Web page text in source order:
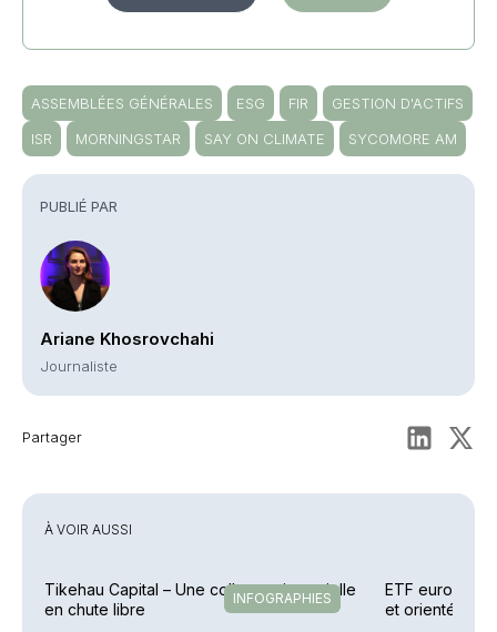
PUBLIÉ PAR
Ariane Khosrovchahi
Journaliste
Partager
ASSEMBLÉES GÉNÉRALES ESG FIR
GESTION D'ACTIFS
ISR
MORNINGSTAR SAY ON CLIMATE SYCOMORE AM
À VOIR AUSSI
INFOGRAPHIES
Tikehau Capital – Une collecte trimestrielle
en chute libre
ETF
et orientés